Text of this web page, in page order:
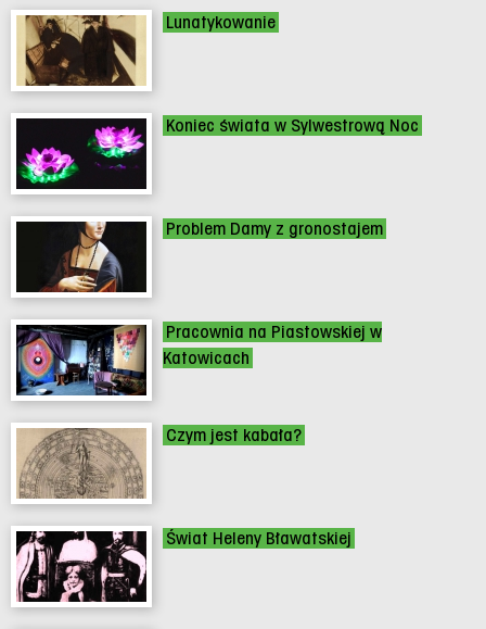
Lunatykowanie
Koniec świata w Sylwestrową Noc
Problem Damy z gronostajem
Pracownia na Piastowskiej w
Katowicach
Czym jest kabała?
Świat Heleny Bławatskiej